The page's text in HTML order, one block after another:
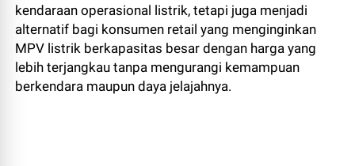
kendaraan operasional listrik, tetapi juga menjadi
alternatif bagi konsumen retail yang menginginkan
MPV listrik berkapasitas besar dengan harga yang
lebih terjangkau tanpa mengurangi kemampuan
berkendara maupun daya jelajahnya.